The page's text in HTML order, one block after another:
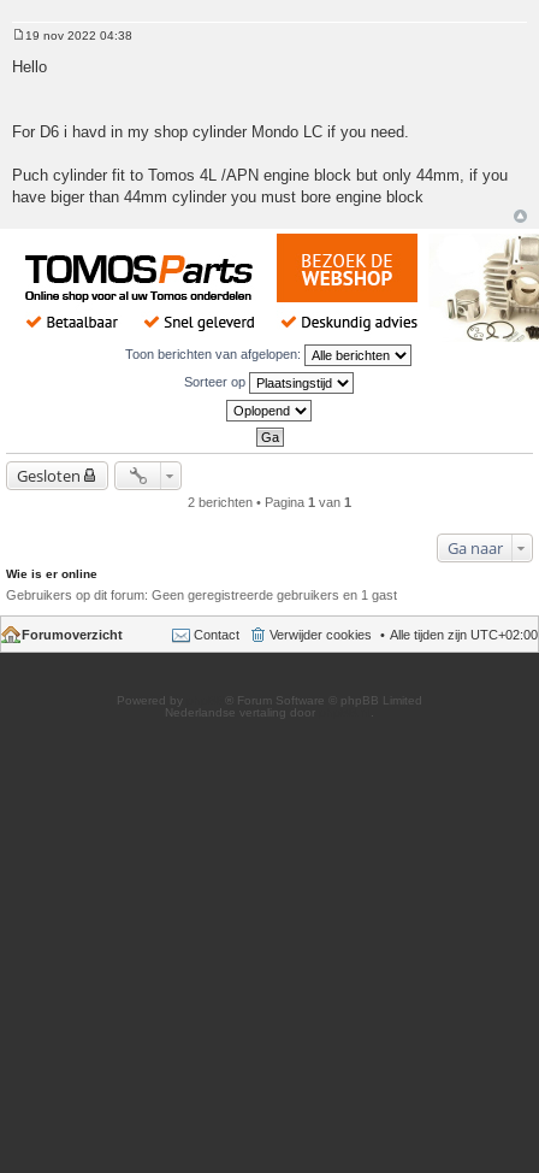
19 nov 2022 04:38
Hello
For D6 i havd in my shop cylinder Mondo LC if you need.
Puch cylinder fit to Tomos 4L /APN engine block but only 44mm, if you
have biger than 44mm cylinder you must bore engine block
Toon berichten van afgelopen:
Sorteer op
Gesloten
2 berichten • Pagina 1 van 1
Ga naar
Wie is er online
Gebruikers op dit forum: Geen geregistreerde gebruikers en 1 gast
Forumoverzicht Alle tijden zijn UTC+02:00
Verwijder cookies
Contact
Powered by
® Forum Software © phpBB Limited
Nederlandse vertaling door